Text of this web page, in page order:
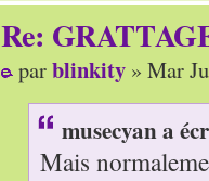
Re:
parblinkity » Mar
musecyan a
Mais